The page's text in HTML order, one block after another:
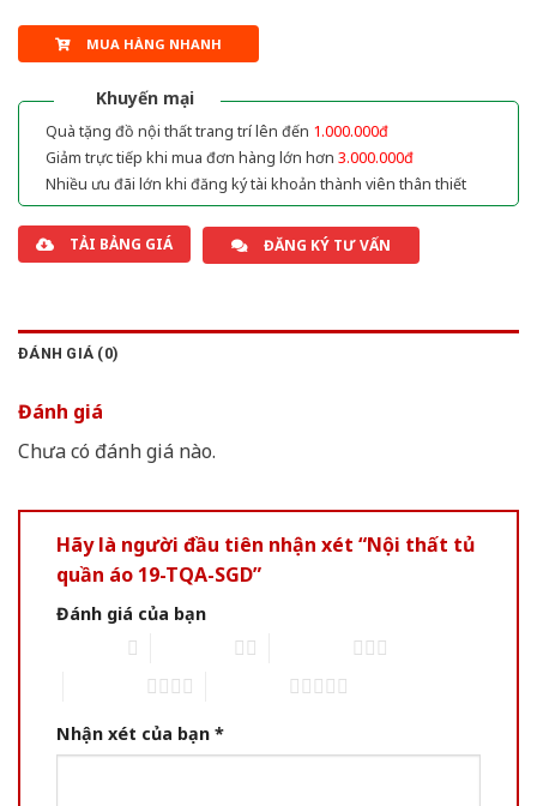
MUA HÀNG NHANH
Khuyến mại
Quà tặng đồ nội thất trang trí lên đến 1.000.000đ
Giảm trực tiếp khi mua đơn hàng lớn hơn 3.000.000đ
Nhiều ưu đãi lớn khi đăng ký tài khoản thành viên thân thiết
TẢI BẢNG GIÁ ĐĂNG KÝ TƯ VẤN
ĐÁNH GIÁ (0)
Đánh giá
Chưa có đánh giá nào.
Hãy là người đầu tiên nhận xét “Nội thất tủ
quần áo 19-TQA-SGD”
Đánh giá của bạn
Nhận xét của bạn *